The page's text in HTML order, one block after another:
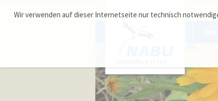
Wir verwenden auf dieser Internetseite nur technisch